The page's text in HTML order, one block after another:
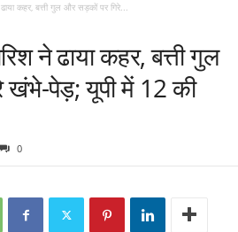
कहर, बत्ती गुल और सड़कों पर गिरे...
ने ढाया कहर, बत्ती गुल
खंभे-पेड़; यूपी में 12 की
0